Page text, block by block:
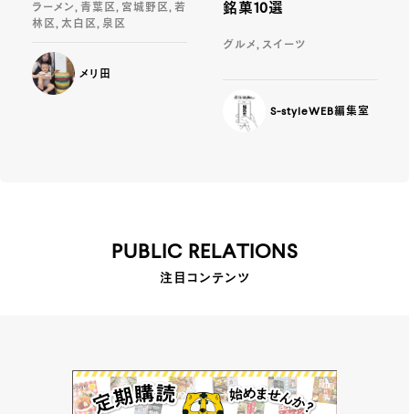
ラーメン, 青葉区, 宮城野区, 若
林区, 太白区, 泉区
メリ田
銘菓10選
グルメ, スイーツ
S-styleWEB編集室
PUBLIC RELATIONS
注目コンテンツ